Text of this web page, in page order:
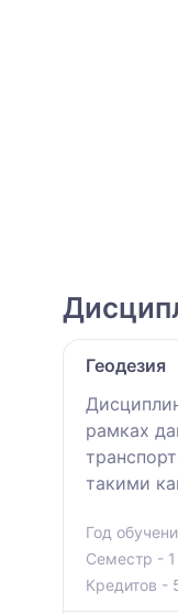
Геодезия
рамках
такими
Год
Семестр - 1
Кредитов -